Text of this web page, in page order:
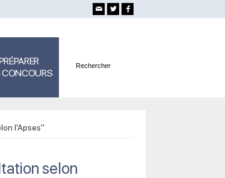
CONCOURS
l'Apses"
selon